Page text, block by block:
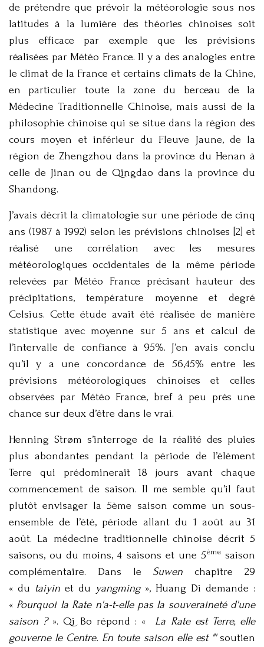
de prétendre que prévoir la météorologie sous nos
latitudes à la lumière des théories chinoises soit
plus efficace par exemple que les prévisions
réalisées par Météo France. Il y a des analogies entre
le climat de la France et certains climats de la Chine,
en particulier toute la zone du berceau de la
Médecine Traditionnelle Chinoise, mais aussi de la
philosophie chinoise qui se situe dans la région des
cours moyen et inférieur du Fleuve Jaune, de la
région de Zhengzhou dans la province du Henan à
celle de Jinan ou de Qingdao dans la province du
Shandong.
J’avais décrit la climatologie sur une période de cinq
ans (1987 à 1992) selon les prévisions chinoises [2] et
réalisé une corrélation avec les mesures
météorologiques occidentales de la même période
relevées par Météo France précisant hauteur des
précipitations, température moyenne et degré
Celsius. Cette étude avait été réalisée de manière
statistique avec moyenne sur 5 ans et calcul de
l’intervalle de confiance à 95%. J’en avais conclu
qu’il y a une concordance de 56,45% entre les
prévisions météorologiques chinoises et celles
observées par Météo France, bref à peu près une
chance sur deux d’être dans le vrai.
Henning Strøm s’interroge de la réalité des pluies
plus abondantes pendant la période de l’élément
Terre qui prédominerait 18 jours avant chaque
commencement de saison. Il me semble qu’il faut
plutôt envisager la 5ème saison comme un sous-
ensemble de l’été, période allant du 1 août au 31
août. La médecine traditionnelle chinoise décrit 5
saisons, ou du moins, 4 saisons et une 5èmesaison
complémentaire. Dans le Suwen chapitre 29
« du taiyin et du yangming », Huang Di demande :
« Pourquoi la Rate n'a-t-elle pas la souveraineté d'une
saison ?». Qi Bo répond : « La Rate est Terre, elle
gouverne le Centre. En toute saison elle est "'soutien